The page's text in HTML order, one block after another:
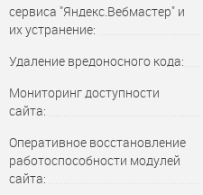
сервиса "Яндекс.Вебмастер" и
их устранение:
Удаление вредоносного кода:
Мониторинг доступности
сайта:
Оперативное восстановление
работоспособности модулей
сайта: